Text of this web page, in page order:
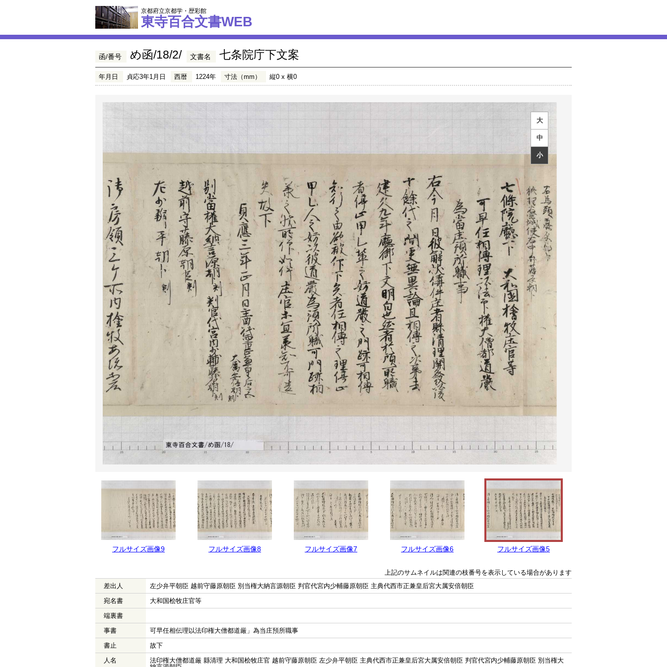
京都府立京都学・歴彩館
東寺百合文書WEB
函/番号 め函/18/2/ 文書名 七条院庁下文案
年月日 貞応3年1月日 西暦 1224年 寸法（mm） 縦0 x 横0
大
中
小
フルサイズ画像9 フルサイズ画像8 フルサイズ画像7 フルサイズ画像6 フルサイズ画像5
上記のサムネイルは関連の枝番号を表示している場合があります
差出人
左少弁平朝臣 越前守藤原朝臣 別当権大納言源朝臣 判官代宮内少輔藤原朝臣 主典代西市正兼皇后宮大属安倍朝臣
宛名書
大和国桧牧庄官等
端裏書
事書
可早任相伝理以法印権大僧都道厳」為当庄預所職事
書止
故下
人名
法印権大僧都道厳 縣清理 大和国桧牧庄官 越前守藤原朝臣 左少弁平朝臣 主典代西市正兼皇后宮大属安倍朝臣 判官代宮内少輔藤原朝臣 別当権大